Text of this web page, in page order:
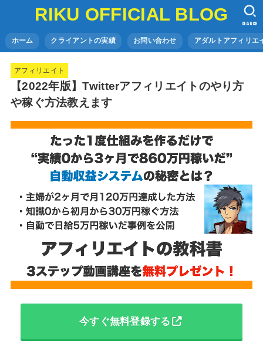
RIKU OFFICIAL BLOG
ホーム クライアントの実績 お問い合わせ アダルトアフィリエ
SEARCH
アフィリエイト
【2022年版】Twitterアフィリエイトのやり方
や稼ぐ方法教えます
今すぐ無料登録する